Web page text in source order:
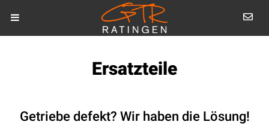
Ersatzteile
Getriebe defekt? Wir haben die Lösung!